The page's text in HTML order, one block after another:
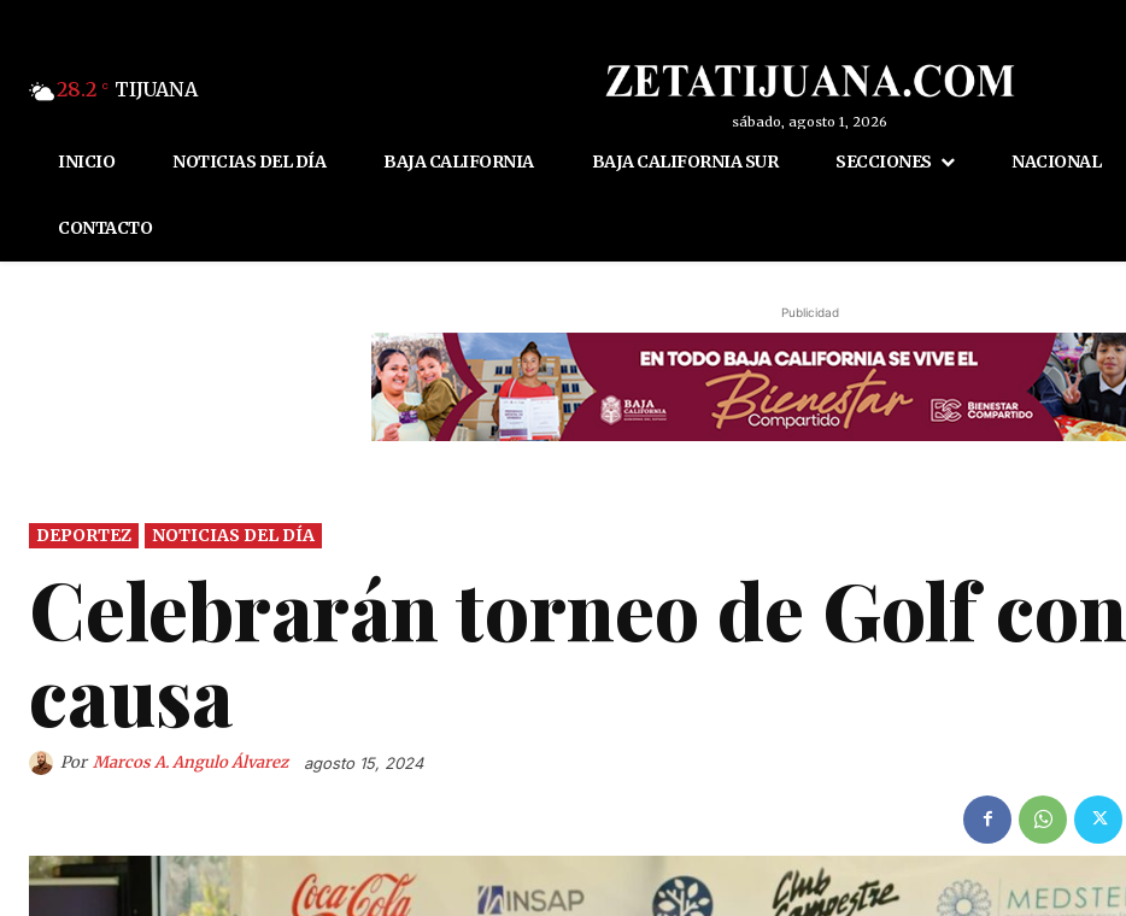
28.2 C TIJUANA
sábado, agosto 1, 2026
INICIO NOTICIAS DEL DÍA BAJA CALIFORNIA BAJA CALIFORNIA SUR SECCIONES NACIONAL
CONTACTO
Publicidad
DEPORTEZ NOTICIAS DEL DÍA
Celebrarán torneo de Golf con
causa
Por Marcos A. Angulo Álvarez agosto 15, 2024